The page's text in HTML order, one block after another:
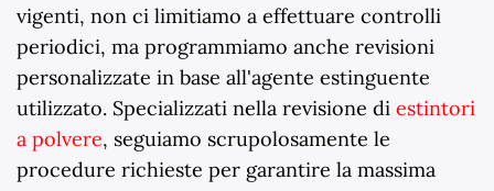
vigenti, non ci limitiamo a effettuare controlli
periodici, ma programmiamo anche revisioni
personalizzate in base all'agente estinguente
utilizzato. Specializzati nella revisione di estintori
a polvere, seguiamo scrupolosamente le
procedure richieste per garantire la massima